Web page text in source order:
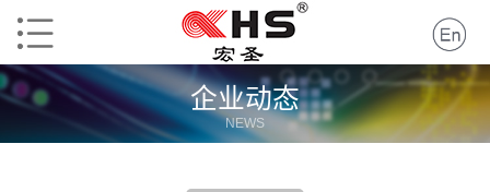
企业动态
NEWS